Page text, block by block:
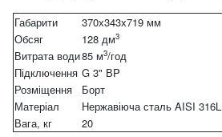
Габарити
370х343х719 мм
Обсяг
128 дм3
Витрата води85 м3/год
Підключення G 3" ВP
Розміщення
Борт
Матеріал
Нержавіюча сталь AISI 316L
Вага, кг
20